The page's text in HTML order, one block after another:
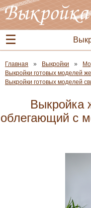
Главная Выкройки
Выкройки готовых моделей
Выкройка
облегающий с